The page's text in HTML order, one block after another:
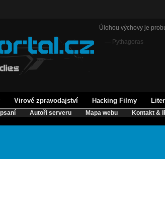
Úlohou výchovy je
— Pythagoras
Virové zpravodajství Hacking Filmy
Autoři serveru Mapa webu Kontakt &